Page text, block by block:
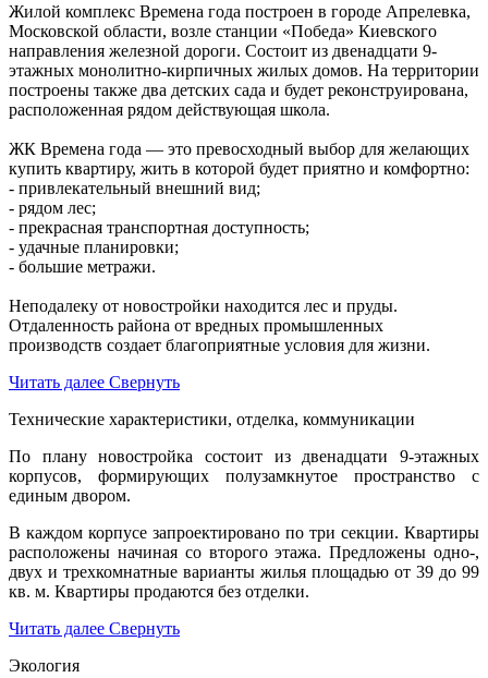
Жилой комплекс Времена года построен в городе Апрелевка,
Московской области, возле станции «Победа» Киевского
направления железной дороги. Состоит из двенадцати 9-
этажных монолитно-кирпичных жилых домов. На территории
построены также два детских сада и будет реконструирована,
расположенная рядом действующая школа.
ЖК Времена года — это превосходный выбор для желающих
купить квартиру, жить в которой будет приятно и комфортно:
- привлекательный внешний вид;
- рядом лес;
- прекрасная транспортная доступность;
- удачные планировки;
- большие метражи.
Неподалеку от новостройки находится лес и пруды.
Отдаленность района от вредных промышленных
производств создает благоприятные условия для жизни.
Читать далее Свернуть
Технические характеристики, отделка, коммуникации
По плану новостройка состоит из двенадцати 9-этажных
корпусов, формирующих полузамкнутое пространство с
единым двором.
В каждом корпусе запроектировано по три секции. Квартиры
расположены начиная со второго этажа. Предложены одно-,
двух и трехкомнатные варианты жилья площадью от 39 до 99
кв. м. Квартиры продаются без отделки.
Читать далее Свернуть
Экология